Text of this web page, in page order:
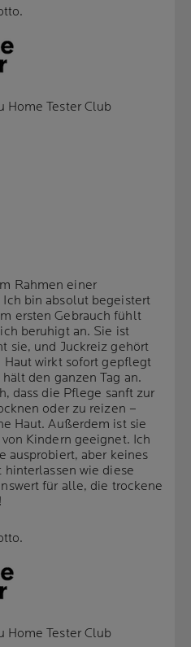
Home Tester Club
Rahmen einer
bin absolut begeistert
ersten Gebrauch fühlt
beruhigt an. Sie ist
sie, und Juckreiz gehört
Haut wirkt sofort gepflegt
den ganzen Tag an.
dass die Pflege sanft zur
oder zu reizen –
Haut. Außerdem ist sie
Kindern geeignet. Ich
ausprobiert, aber keines
hinterlassen wie diese
für alle, die trockene
Home Tester Club